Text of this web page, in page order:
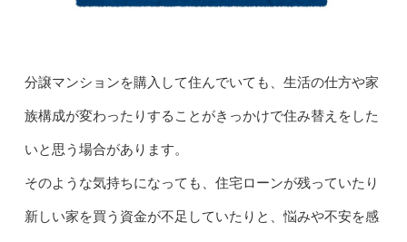
分譲マンションを購入して住んでいても、生活の仕方や家
族構成が変わったりすることがきっかけで住み替えをした
いと思う場合があります。
そのような気持ちになっても、住宅ローンが残っていたり
新しい家を買う資金が不足していたりと、悩みや不安を感